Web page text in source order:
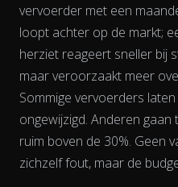
vervoerder met een
loopt achter op de markt;
herziet reageert sneller bij
maar veroorzaakt meer
Sommige vervoerders
ongewijzigd. Anderen
ruim boven de 30%. Geen
zichzelf fout, maar de